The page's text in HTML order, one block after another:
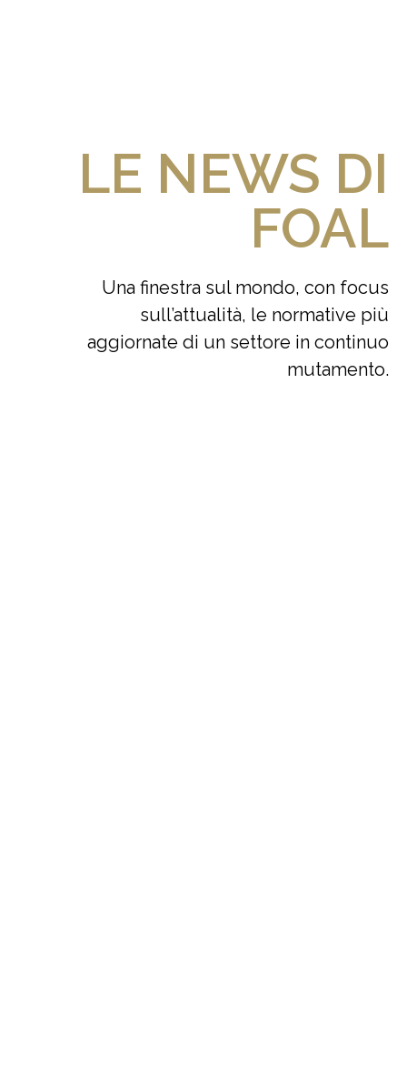
LE NEWS DI
FOAL
Una finestra sul mondo, con focus
sull’attualità, le normative più
aggiornate di un settore in continuo
mutamento.